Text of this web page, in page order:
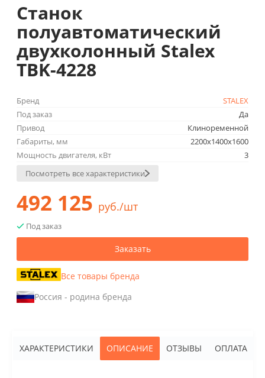
Станок
полуавтоматический
двухколонный Stalex
TBK-4228
Бренд
STALEX
Под заказ
Да
Привод
Клиноременной
Габариты, мм
2200x1400x1600
Мощность двигателя, кВт
3
Посмотреть все характеристики
492 125 руб./шт
Под заказ
Заказать
Все товары бренда
Россия - родина бренда
ХАРАКТЕРИСТИКИ ОПИСАНИЕ ОТЗЫВЫ ОПЛАТА